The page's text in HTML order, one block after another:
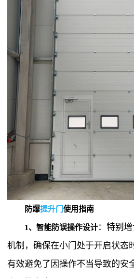
防爆提升门 使用指南
1、智能防误操作设计：特别
机制，确保在小门处于开启状态
有效避免了因操作不当导致的安